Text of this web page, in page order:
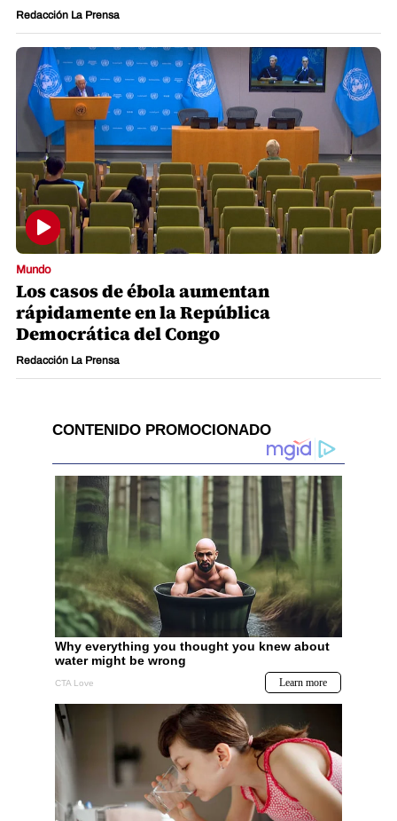
Redacción La Prensa
Mundo
Los casos de ébola aumentan
rápidamente en la República
Democrática del Congo
Redacción La Prensa